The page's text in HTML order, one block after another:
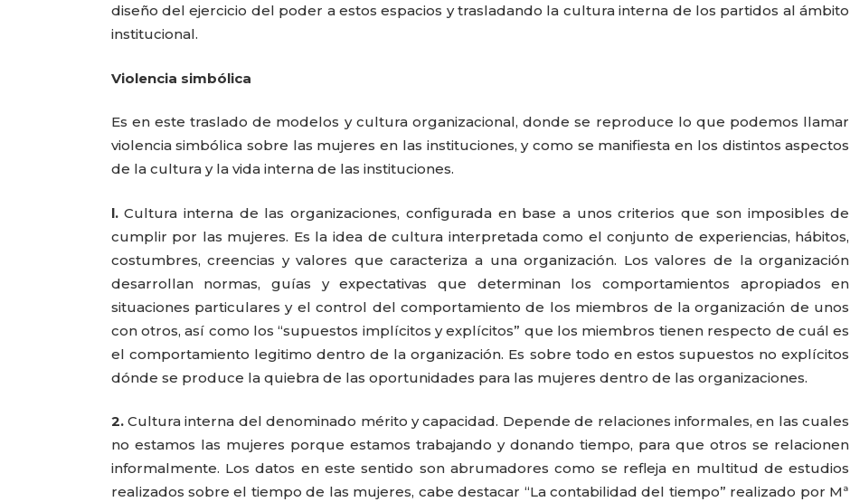
diseño del ejercicio del poder a estos espacios y trasladando la cultura interna de los partidos al ámbito
institucional.
Violencia simbólica
Es en este traslado de modelos y cultura organizacional, donde se reproduce lo que podemos llamar
violencia simbólica sobre las mujeres en las instituciones, y como se manifiesta en los distintos aspectos
de la cultura y la vida interna de las instituciones.
l.Cultura interna de las organizaciones, configurada en base a unos criterios que son imposibles de
cumplir por las mujeres. Es la idea de cultura interpretada como el conjunto de experiencias, hábitos,
costumbres, creencias y valores que caracteriza a una organización. Los valores de la organización
desarrollan normas, guías y expectativas que determinan los comportamientos apropiados en
situaciones particulares y el control del comportamiento de los miembros de la organización de unos
con otros, así como los “supuestos implícitos y explícitos” que los miembros tienen respecto de cuál es
el comportamiento legitimo dentro de la organización. Es sobre todo en estos supuestos no explícitos
dónde se produce la quiebra de las oportunidades para las mujeres dentro de las organizaciones.
2. Cultura interna del denominado mérito y capacidad. Depende de relaciones informales, en las cuales
no estamos las mujeres porque estamos trabajando y donando tiempo, para que otros se relacionen
informalmente. Los datos en este sentido son abrumadores como se refleja en multitud de estudios
realizados sobre el tiempo de las mujeres, cabe destacar “La contabilidad del tiempo” realizado por Mª